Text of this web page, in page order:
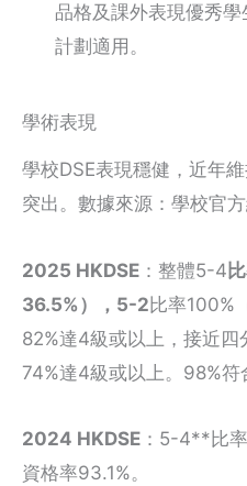
品格及課外表現優秀
計劃適用。
學術表現
學校DSE表現穩健，近年
突出。數據來源：學校官
2025 HKDSE ：整體5-4
36.5%），5-2比率100%
82%達4級或以上，接近
74%達4級或以上。98%符
2024 HKDSE ：5-4**比
資格率93.1%。